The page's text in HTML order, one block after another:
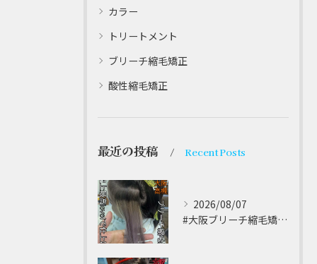
カラー
トリートメント
ブリーチ縮毛矯正
酸性縮毛矯正
最近の投稿 Recent Posts
2026/08/07
#大阪ブリーチ縮毛矯正 ⁡